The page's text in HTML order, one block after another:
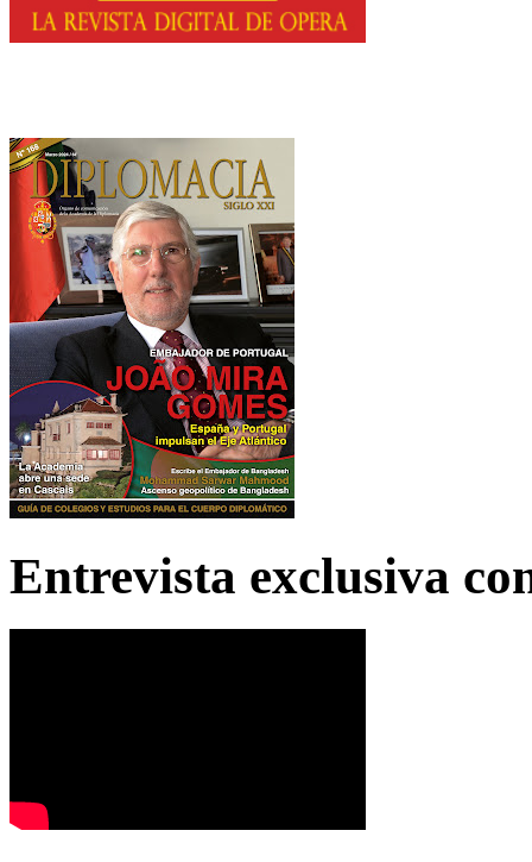
Entrevista exclusiva